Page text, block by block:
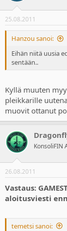
25.08.2011
Hanzou sanoi:
Eihän niitä uusia
sentään..
Kyllä muuten
pleikkarille
muovit ottanut
KonsoliFIN
26.08.2011
Vastaus:
aloitusviesti
temetsi sanoi: